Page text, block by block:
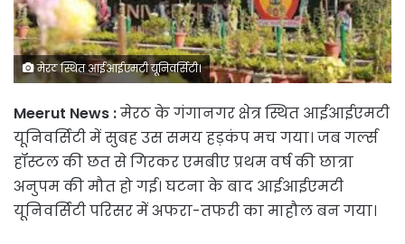
मेरठ स्थित आईआईएमटी यूनिवर्सिटी।
Meerut News :मेरठ के गंगानगर क्षेत्र स्थित आईआईएमटी
यूनिवर्सिटी में सुबह उस समय हड़कंप मच गया। जब गर्ल्स
हॉस्टल की छत से गिरकर एमबीए प्रथम वर्ष की छात्रा
अनुपम की मौत हो गई। घटना के बाद आईआईएमटी
यूनिवर्सिटी परिसर में अफरा-तफरी का माहौल बन गया।